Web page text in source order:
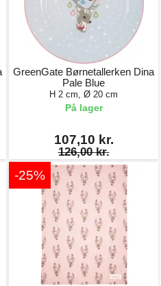
GreenGate Børnetallerken Dina
Pale Blue
H 2 cm, Ø 20 cm
På lager
107,10 kr.
126,00 kr.
-25%